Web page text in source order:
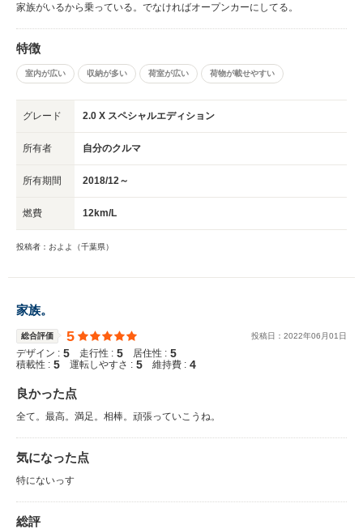
家族がいるから乗っている。でなければオープンカーにしてる。
特徴
室内が広い 収納が多い 荷室が広い 荷物が載せやすい
グレード 2.0 X スペシャルエディション
所有者 自分のクルマ
所有期間 2018/12～
燃費 12km/L
投稿者：およよ（千葉県）
家族。
総合評価 5 投稿日： 2022年06 月01 日
デザイン : 5 走行性 : 5 居住性 : 5
積載性 : 5 運転しやすさ : 5 維持費 : 4
良かった点
全て。最高。満足。相棒。頑張っていこうね。
気になった点
特にないっす
総評